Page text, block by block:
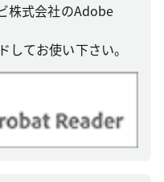
株式会社のAdobe
してお使い下さい。